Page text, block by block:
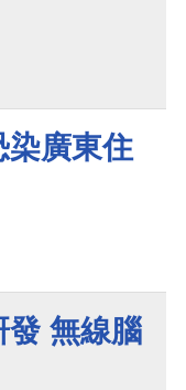
染廣東住
發 無線腦